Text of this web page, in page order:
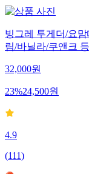
빙그레 투게더/요
림/바닐라/쿠앤크 등
32,000원
23%24,500원
4.9
(111)